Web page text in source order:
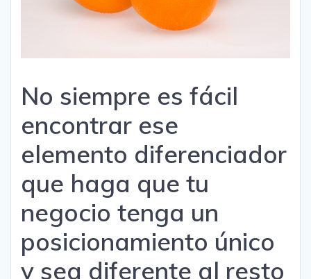
No siempre es fácil
encontrar ese
elemento diferenciador
que haga que tu
negocio tenga un
posicionamiento único
y sea diferente al resto